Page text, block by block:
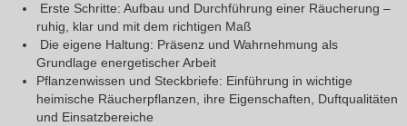
Erste Schritte: Aufbau und Durchführung einer Räucherung –
ruhig, klar und mit dem richtigen Maß
Die eigene Haltung: Präsenz und Wahrnehmung als
Grundlage energetischer Arbeit
Pflanzenwissen und Steckbriefe: Einführung in wichtige
heimische Räucherpflanzen, ihre Eigenschaften, Duftqualitäten
und Einsatzbereiche